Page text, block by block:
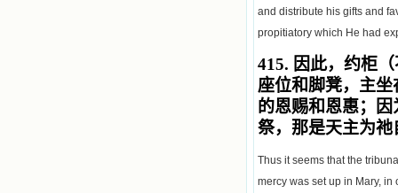
and distribute his gifts and
propitiatory which He had
415. 因此，约柜
座位和脚凳，主
的恩赐和恩惠；
祭，那是天主为
Thus it seems that the
mercy was set up in Mary,